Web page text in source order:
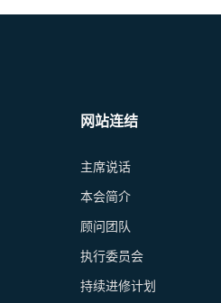
网站连结
主席说话
本会简介
顾问团队
执行委员会
持续进修计划